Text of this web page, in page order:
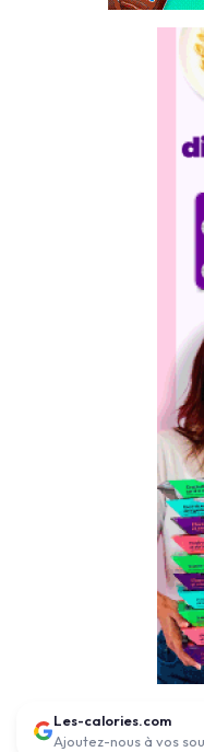
Les-calories.com
Ajoutez-nous à vos